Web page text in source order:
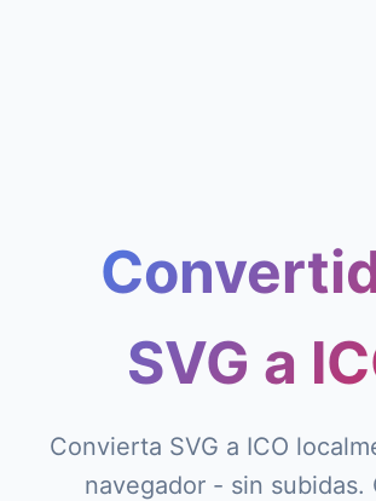
SVG a
Convierta SVG a ICO
navegador - sin subidas.